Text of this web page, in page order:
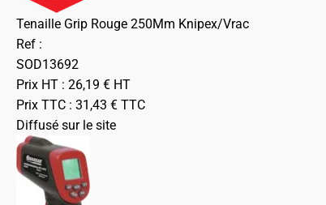
Tenaille Grip Rouge 250Mm Knipex/Vrac
Ref :
SOD13692
Prix HT : 26,19 € HT
Prix TTC : 31,43 € TTC
Diffusé sur le site